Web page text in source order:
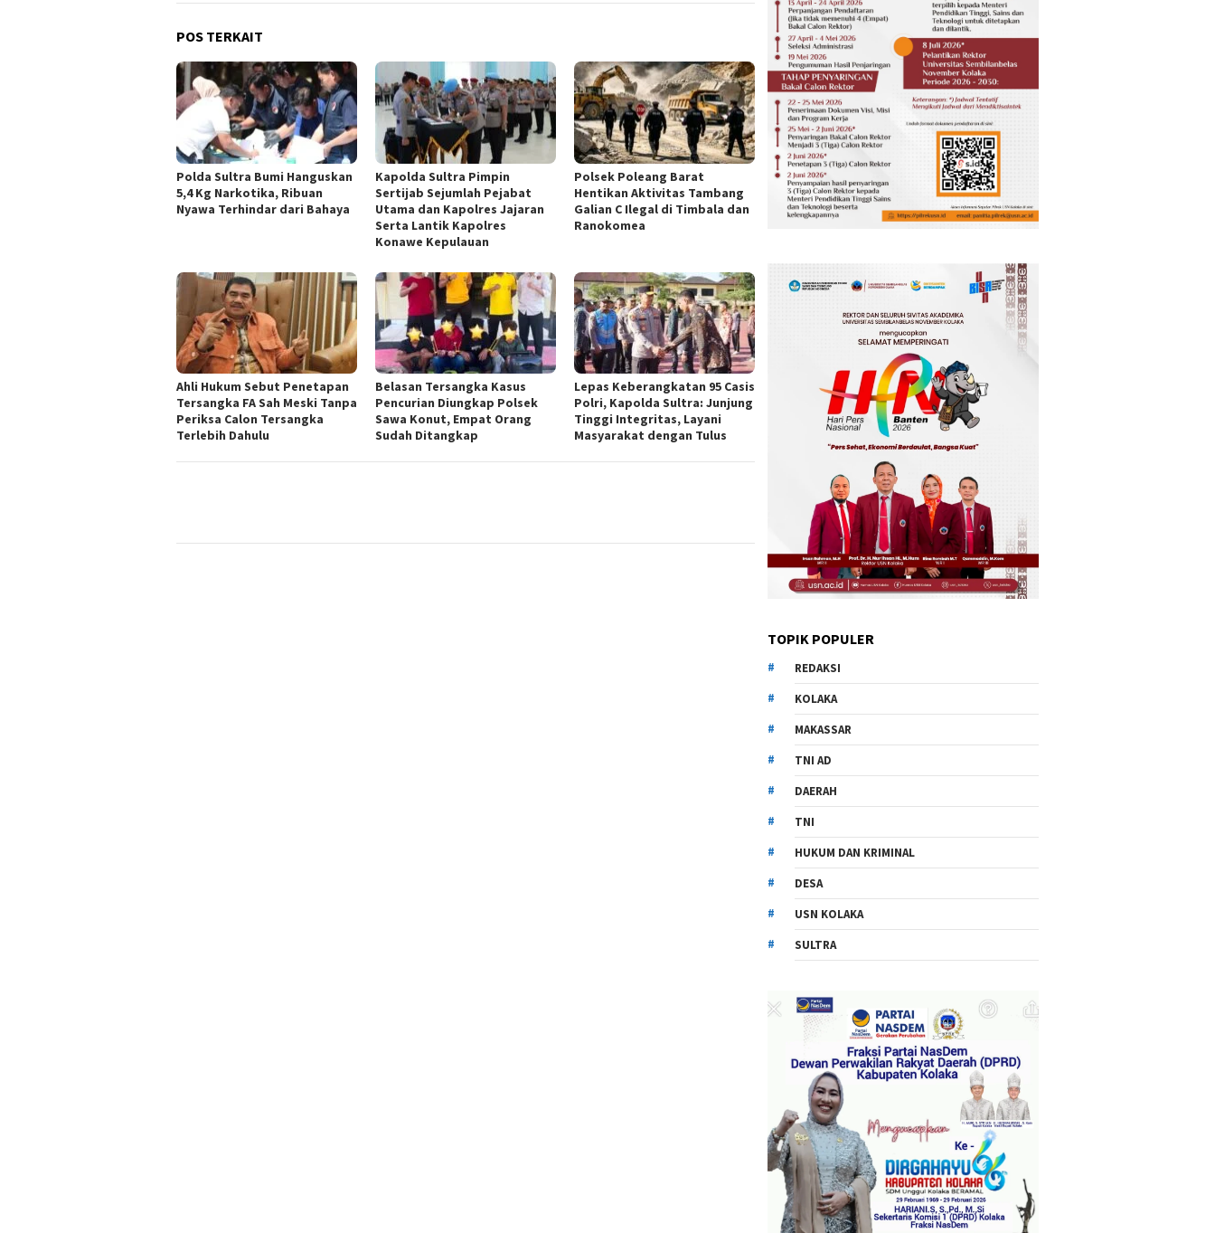
POS TERKAIT
Polda Sultra Bumi Hanguskan
5,4 Kg Narkotika, Ribuan
Nyawa Terhindar dari Bahaya
Kapolda Sultra Pimpin
Sertijab Sejumlah Pejabat
Utama dan Kapolres Jajaran
Serta Lantik Kapolres
Konawe Kepulauan
Polsek Poleang Barat
Hentikan Aktivitas Tambang
Galian C Ilegal di Timbala dan
Ranokomea
Ahli Hukum Sebut Penetapan
Tersangka FA Sah Meski Tanpa
Periksa Calon Tersangka
Terlebih Dahulu
Belasan Tersangka Kasus
Pencurian Diungkap Polsek
Sawa Konut, Empat Orang
Sudah Ditangkap
Lepas Keberangkatan 95 Casis
Polri, Kapolda Sultra: Junjung
Tinggi Integritas, Layani
Masyarakat dengan Tulus
TOPIK POPULER
REDAKSI
KOLAKA
MAKASSAR
TNI AD
DAERAH
TNI
HUKUM DAN KRIMINAL
DESA
USN KOLAKA
SULTRA